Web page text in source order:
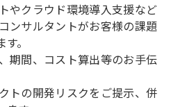
やクラウド環境導入支援など
ンサルタントがお客様の課題
。
期間、コスト算出等のお手伝
トの開発リスクをご提示、併